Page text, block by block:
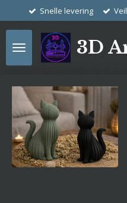
de
hoofdinhoud
3D
Snelle levering